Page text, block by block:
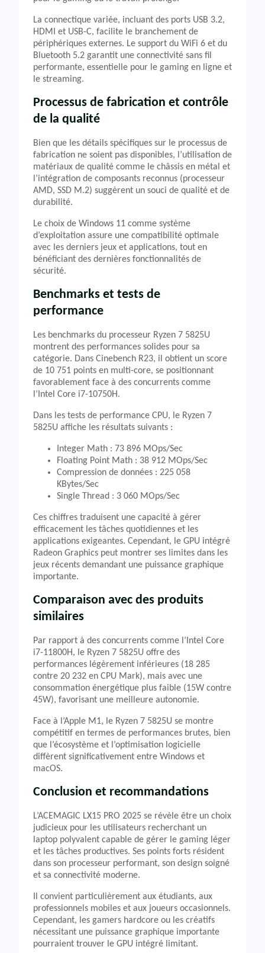
La connectique variée, incluant des ports USB 3.2,
HDMI et USB-C, facilite le branchement de
périphériques externes. Le support du WiFi 6 et du
Bluetooth 5.2 garantit une connectivité sans fil
performante, essentielle pour le gaming en ligne et
le streaming.
Processus de fabrication et contrôle
de la qualité
Bien que les détails spécifiques sur le processus de
fabrication ne soient pas disponibles, l’utilisation de
matériaux de qualité comme le châssis en métal et
l’intégration de composants reconnus (processeur
AMD, SSD M.2) suggèrent un souci de qualité et de
durabilité.
Le choix de Windows 11 comme système
d’exploitation assure une compatibilité optimale
avec les derniers jeux et applications, tout en
bénéficiant des dernières fonctionnalités de
sécurité.
Benchmarks et tests de
performance
Les benchmarks du processeur Ryzen 7 5825U
montrent des performances solides pour sa
catégorie. Dans Cinebench R23, il obtient un score
de 10 751 points en multi-core, se positionnant
favorablement face à des concurrents comme
l’Intel Core i7-10750H.
Dans les tests de performance CPU, le Ryzen 7
5825U affiche les résultats suivants :
Integer Math : 73 896 MOps/Sec
Floating Point Math : 38 912 MOps/Sec
Compression de données : 225 058
KBytes/Sec
Single Thread : 3 060 MOps/Sec
Ces chiffres traduisent une capacité à gérer
efficacement les tâches quotidiennes et les
applications exigeantes. Cependant, le GPU intégré
Radeon Graphics peut montrer ses limites dans les
jeux récents demandant une puissance graphique
importante.
Comparaison avec des produits
similaires
Par rapport à des concurrents comme l’Intel Core
i7-11800H, le Ryzen 7 5825U offre des
performances légèrement inférieures (18 285
contre 20 232 en CPU Mark), mais avec une
consommation énergétique plus faible (15W contre
45W), favorisant une meilleure autonomie.
Face à l’Apple M1, le Ryzen 7 5825U se montre
compétitif en termes de performances brutes, bien
que l’écosystème et l’optimisation logicielle
diffèrent significativement entre Windows et
macOS.
Conclusion et recommandations
L’ACEMAGIC LX15 PRO 2025 se révèle être un choix
judicieux pour les utilisateurs recherchant un
laptop polyvalent capable de gérer le gaming léger
et les tâches productives. Ses points forts résident
dans son processeur performant, son design soigné
et sa connectivité moderne.
Il convient particulièrement aux étudiants, aux
professionnels mobiles et aux joueurs occasionnels.
Cependant, les gamers hardcore ou les créatifs
nécessitant une puissance graphique importante
pourraient trouver le GPU intégré limitant.